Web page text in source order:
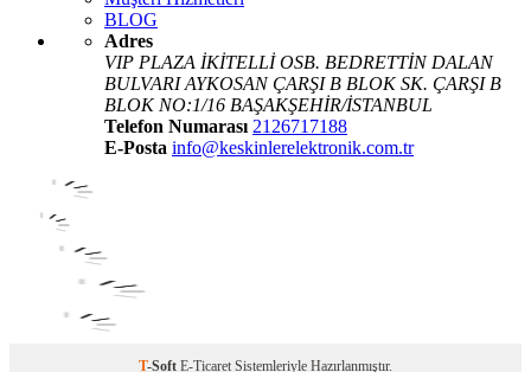
BLOG
Adres
VIP PLAZA İKİTELLİ OSB. BEDRETTİN DALAN
BULVARI AYKOSAN ÇARŞI B BLOK SK. ÇARŞI B
BLOK NO:1/16 BAŞAKŞEHİR/İSTANBUL
Telefon Numarası 2126717188
E-Posta info@keskinlerelektronik.com.tr
T-Soft E-Ticaret Sistemleriyle Hazırlanmıştır.